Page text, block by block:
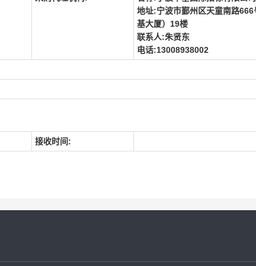
地址:宁波市鄞州区天童南路666
基大厦）19楼
联系人:朱贤东
电话:13008938002
接收时间: